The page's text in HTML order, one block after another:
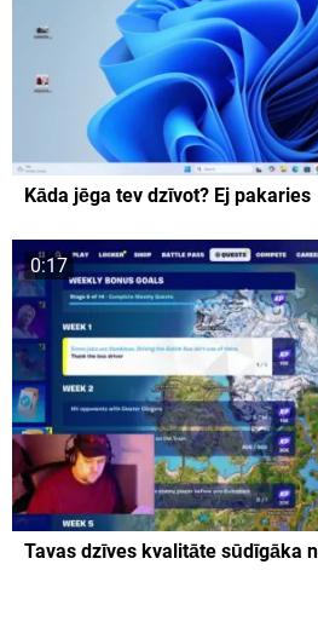
Kāda jēga tev dzīvot? Ej pakaries
0:17
Tavas dzīves kvalitāte sūdīgāka